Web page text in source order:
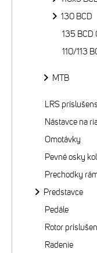
130 BCD
135 BCD
110/113
MTB
LRS
Nástavce na
Omotávky
Pevné osky
Prechodky
Predstavce
Pedále
Rotor
Radenie